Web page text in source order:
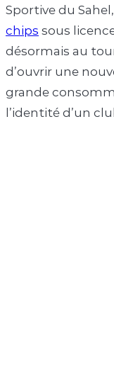
Sportive du
chips sous
désormais au
d’ouvrir une
grande
l’identité d’un